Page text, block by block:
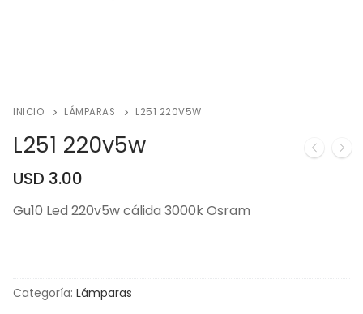
INICIO LÁMPARAS L251 220V5W
L251 220v5w
USD 3.00
Gu10 Led 220v5w cálida 3000k Osram
Categoría: Lámparas